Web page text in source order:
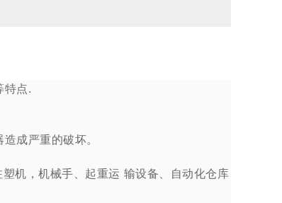
特点.
成严重的破坏。
机，机械手、起重运 输设备、自动化仓库